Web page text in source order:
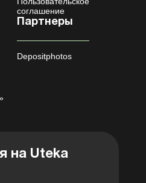
соглашение
Партнеры
Depositphotos
на Uteka